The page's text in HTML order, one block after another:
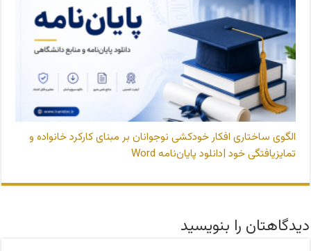
الگوی ساختاری افکار خودکشی نوجوانان بر مبنای کارکرد خانواده و
تمایزیافتگی خود |دانلود پایان‌نامه Word
دیدگاهتان را بنویسید